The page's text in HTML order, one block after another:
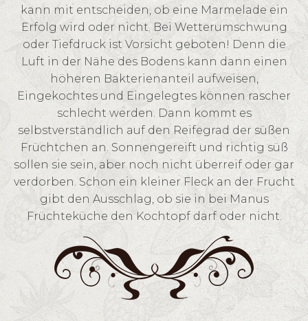
kann mit entscheiden, ob eine Marmelade ein
Erfolg wird oder nicht. Bei Wetterumschwung
oder Tiefdruck ist Vorsicht geboten! Denn die
Luft in der Nähe des Bodens kann dann einen
höheren Bakterienanteil aufweisen,
Eingekochtes und Eingelegtes können rascher
schlecht werden. Dann kommt es
selbstverständlich auf den Reifegrad der süßen
Früchtchen an. Sonnengereift und richtig süß
sollen sie sein, aber noch nicht überreif oder gar
verdorben. Schon ein kleiner Fleck an der Frucht
gibt den Ausschlag, ob sie in bei Manus
Früchteküche den Kochtopf darf oder nicht.